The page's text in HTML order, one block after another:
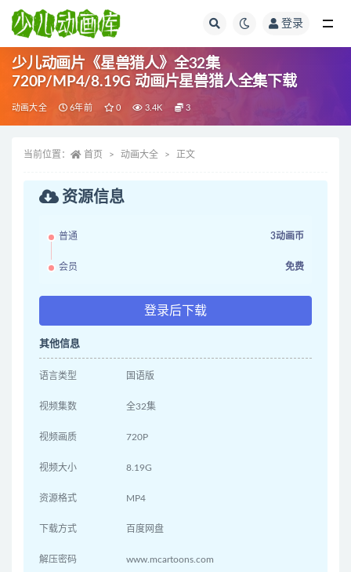
登录
少儿动画片《星兽猎人》全32集
720P/MP4/8.19G 动画片星兽猎人全集下载
动画大全 6年前 0 3.4K 3
当前位置： 首页 动画大全 正文
资源信息
普通 3动画币
会员 免费
登录后下载
其他信息
语言类型 国语版
视频集数 全32集
视频画质 720P
视频大小 8.19G
资源格式 MP4
下载方式 百度网盘
解压密码 www.mcartoons.com